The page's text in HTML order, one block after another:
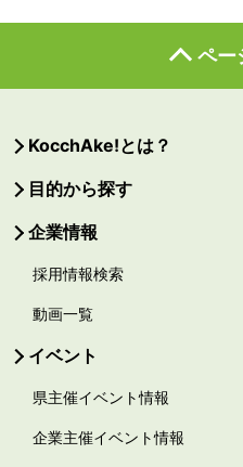
ペー
KocchAke!とは？
目的から探す
企業情報
採用情報検索
動画一覧
イベント
県主催イベント情報
企業主催イベント情報